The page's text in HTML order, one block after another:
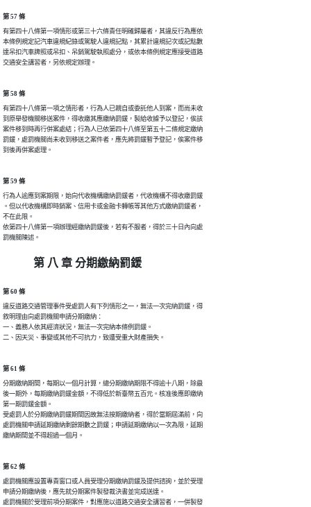
第 57 條
有第四十八條第一項情形或第三十六條責任明確歸屬者，其違反行為應依
本條例規定記汽車違規紀錄或駕駛人違規記點，其累計違規記次或記點數
達吊扣汽車牌照或吊扣、吊銷駕駛執照處分，或依本條例規定應接受道路
交通安全講習者，另依規定辦理。
第 58 條
有第四十八條第一項之情形者，行為人已親自或委託他人到案，而尚未收
到原舉發機關移送案件，得收繳其應繳納罰鍰，製給收據予以登記，俟該
案件移到時再行併案處結；行為人已依第四十八條至第五十二條規定繳納
罰鍰，處罰機關尚未收到移送之案件者，應先將罰鍰暫予登記，俟案件移
到後再併案處理。
第 59 條
行為人逾應到案期限，始向代收機構繳納罰鍰者，代收機構不得收繳罰鍰
。但以代收機構即時銷案、信用卡或金融卡轉帳等其他方式繳納罰鍰者，
不在此限。
依第四十八條第一項辦理經繳納罰鍰後，若有不服者，得於三十日內向處
罰機關陳述。
第 八 章 分期繳納罰鍰
第 60 條
違反道路交通管理事件受處罰人有下列情形之一，無法一次完納罰鍰，得
敘明理由向處罰機關申請分期繳納：
一、義務人依其經濟狀況，無法一次完納本條例罰鍰。
二、因天災、事變或其他不可抗力，致遭受重大財產損失。
第 61 條
分期繳納期間，每期以一個月計算，總分期繳納期限不得逾十八期，除最
後一期外，每期繳納罰鍰金額，不得低於新臺幣五百元。核准後應即繳納
第一期罰鍰金額。
受處罰人於分期繳納罰鍰期間因故無法按期繳納者，得於當期屆滿前，向
處罰機關申請延期繳納剩餘期數之罰鍰；申請延期繳納以一次為限，延期
繳納期間並不得超過一個月。
第 62 條
處罰機關應設置專責窗口或人員受理分期繳納罰鍰及提供諮詢，並於受理
申請分期繳納後，應先就分期案件製發裁決書並完成送達。
處罰機關於受理前項分期案件，對應施以道路交通安全講習者，一併製發